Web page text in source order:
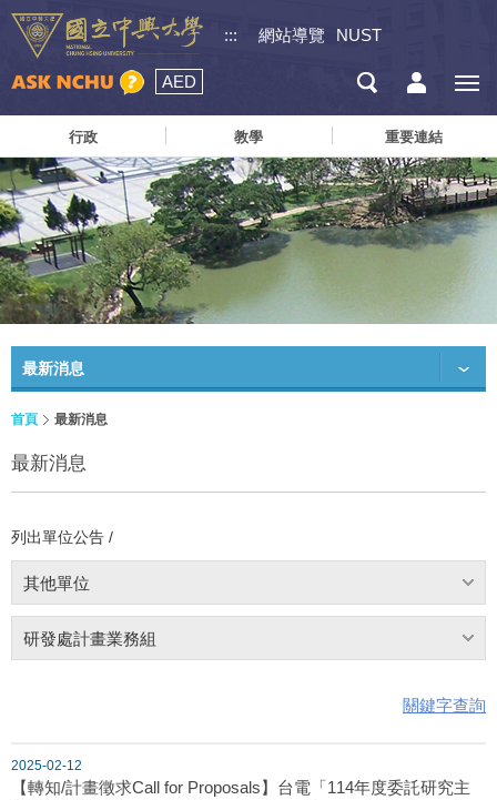
::: 網站導覽 NUST
AED
行政 教學 重要連結
最新消息
首頁 最新消息
最新消息
列出單位公告 /
其他單位
研發處計畫業務組
關鍵字查詢
2025-02-12
【轉知/計畫徵求Call for Proposals】台電「114年度委託研究主